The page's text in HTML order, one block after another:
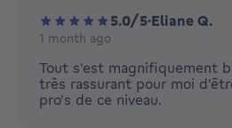
5.0/5·Eliane Q.
1 month ago
Tout s'est magnifiquement
très rassurant pour moi
pro's de ce niveau.